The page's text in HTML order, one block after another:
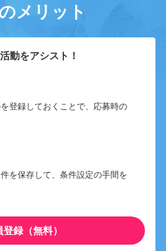
メリット
動をアシスト！
登録しておくことで、応募時の
を保存して、条件設定の手間を
録（無料）